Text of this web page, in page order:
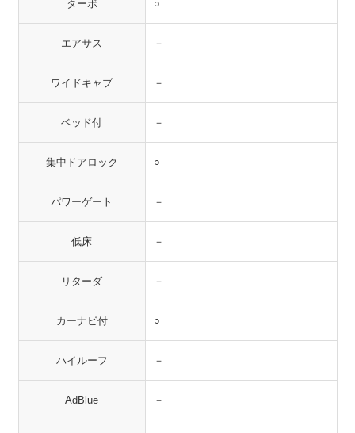
ターボ ○
エアサス －
ワイドキャブ －
ベッド付 －
集中ドアロック ○
パワーゲート －
低床 －
リターダ －
カーナビ付 ○
ハイルーフ －
AdBlue －